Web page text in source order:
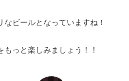
ビールとなっていますね！
っと楽しみましょう！！